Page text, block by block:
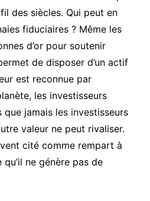
des siècles. Qui peut en
fiduciaires ? Même les
d’or pour soutenir
de disposer d’un actif
est reconnue par
les investisseurs
jamais les investisseurs
valeur ne peut rivaliser.
cité comme rempart à
qu’il ne génère pas de